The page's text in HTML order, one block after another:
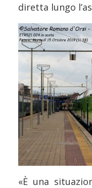
diretta lungo
«È una